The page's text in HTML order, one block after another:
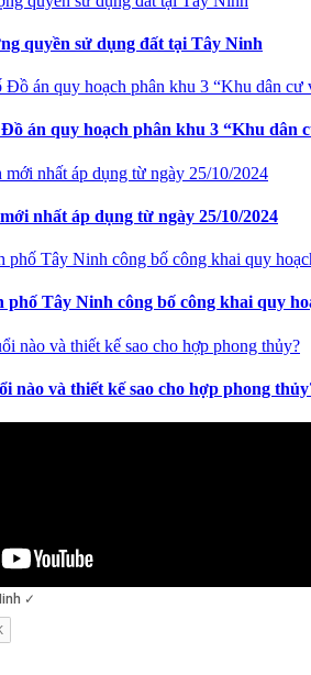
quyền sử dụng đất tại Tây Ninh
án quy hoạch phân khu 3 “Khu dân
nhất áp dụng từ ngày 25/10/2024
Tây Ninh công bố công khai quy
nào và thiết kế sao cho hợp phong